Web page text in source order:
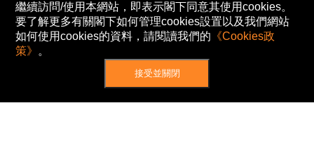
繼續訪問/使用本網站，即表示閣下同意其使用cookies。
要了解更多有關閣下如何管理cookies設置以及我們網站
如何使用cookies的資料，請閱讀我們的 《Cookies政
策》 。
接受並關閉